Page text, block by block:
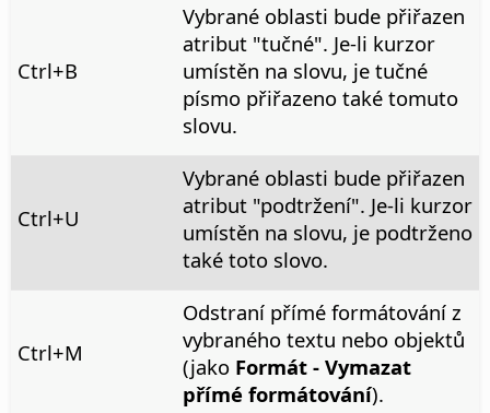
Ctrl+B
Vybrané oblasti bude přiřazen
atribut "tučné". Je-li kurzor
umístěn na slovu, je tučné
písmo přiřazeno také tomuto
slovu.
Ctrl+U
Vybrané oblasti bude přiřazen
atribut "podtržení". Je-li kurzor
umístěn na slovu, je podtrženo
také toto slovo.
Ctrl+M
Odstraní přímé formátování z
vybraného textu nebo objektů
(jako Formát - Vymazat
přímé formátování).